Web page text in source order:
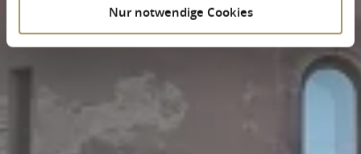
Nur notwendige Cookies